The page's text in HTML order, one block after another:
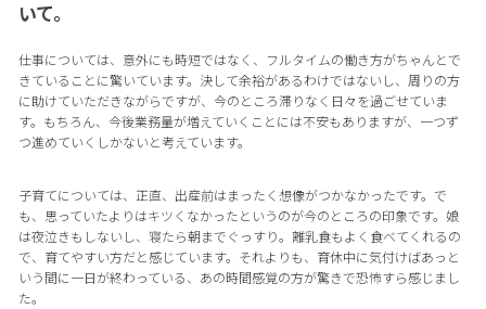
いて。
仕事については、意外にも時短ではなく、フルタイムの働き方がちゃんとで
きていることに驚いています。決して余裕があるわけではないし、周りの方
に助けていただきながらですが、今のところ滞りなく日々を過ごせていま
す。もちろん、今後業務量が増えていくことには不安もありますが、一つず
つ進めていくしかないと考えています。
子育てについては、正直、出産前はまったく想像がつかなかったです。で
も、思っていたよりはキツくなかったというのが今のところの印象です。娘
は夜泣きもしないし、寝たら朝までぐっすり。離乳食もよく食べてくれるの
で、育てやすい方だと感じています。それよりも、育休中に気付けばあっと
いう間に一日が終わっている、あの時間感覚の方が驚きで恐怖すら感じまし
た。